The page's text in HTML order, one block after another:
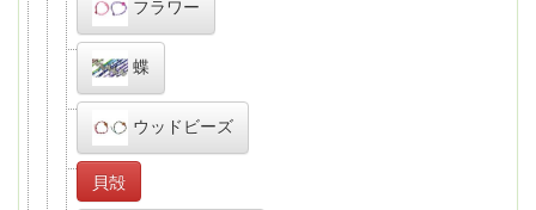
フラワー
蝶
ウッドビーズ
貝殻